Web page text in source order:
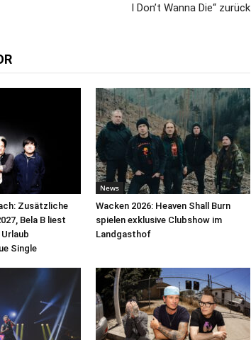
I Don’t Wanna Die“ zurück
Zusätzliche
Bela B liest
Single
News
Wacken 2026: Heaven Shall Burn
spielen exklusive Clubshow im
Landgasthof